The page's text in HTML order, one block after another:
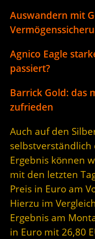
Auswandern mit
Agnico Eagle
passiert?
Barrick Gold: das
zufrieden
Auch auf den
selbstverständlich
Ergebnis können
mit den letzten
Preis in Euro am
Hierzu im
Ergebnis am
in Euro mit 26,80